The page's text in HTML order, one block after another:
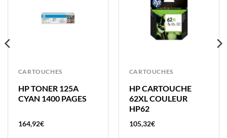
CARTOUCHES
HP TONER 125A
CYAN 1400 PAGES
164,92€
CARTOUCHES
HP CARTOUCHE
62XL COULEUR
HP62
105,32€